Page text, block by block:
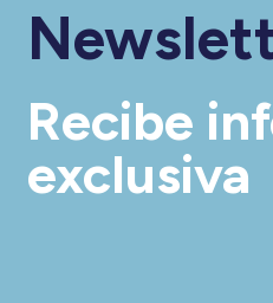
Recibe
exclusiva